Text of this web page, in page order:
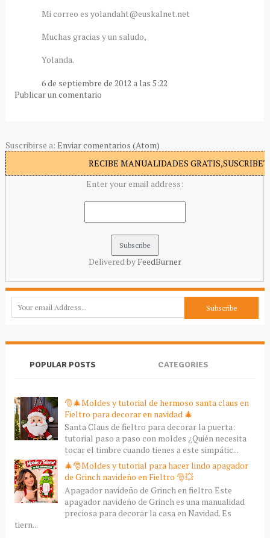
Mi correo es yolandaht@euskalnet.net
Muchas gracias y un saludo,
Yolanda.
6 de septiembre de 2012 a las 5:22
Publicar un comentario
Suscribirse a: Enviar comentarios (Atom)
RECIBE MANUALIDADES
Enter your email address:
Delivered by FeedBurner
POPULAR POSTS CATEGORIES
🎅🎄Moldes y tutorial de hermoso santa claus en
Fieltro para decorar en navidad 🎄
Santa Claus de fieltro para decorar la puerta:
tutorial paso a paso con moldes ¿Quién necesita
tocar el timbre cuando tienes a este simpátic...
🎄🎅Moldes y tutorial para hacer lindo apagador
de Grinch navideño en Fieltro 🎅💥
Apagador navideño de Grinch en fieltro Este
apagador navideño de Grinch es una manualidad
preciosa para decorar la casa en Navidad. Es
tiern...